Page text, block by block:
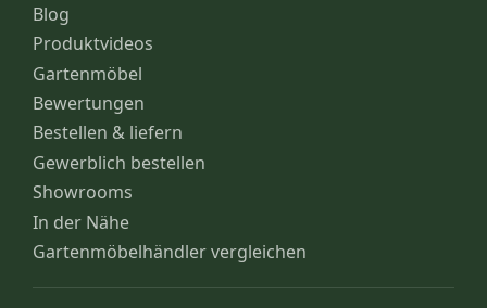
Blog
Produktvideos
Gartenmöbel
Bewertungen
Bestellen & liefern
Gewerblich bestellen
Showrooms
In der Nähe
Gartenmöbelhändler vergleichen